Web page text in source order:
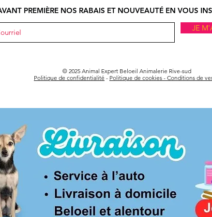
PREMIÈRE NOS RABAIS ET NOUVEAUTÉ EN VOUS
JE
© 2025 Animal Expert Beloeil Animalerie Rive-sud
Politique de confidentialité - Politique de cookies - Conditions de